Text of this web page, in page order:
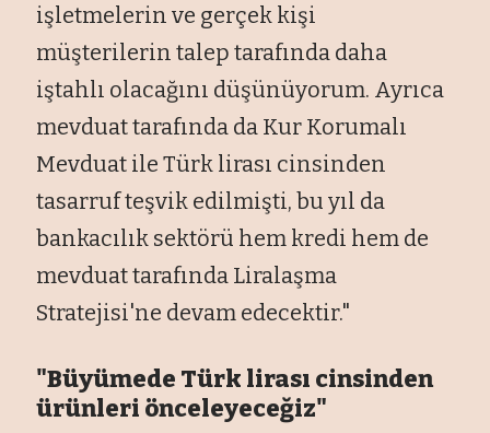
işletmelerin ve gerçek kişi
müşterilerin talep tarafında daha
iştahlı olacağını düşünüyorum. Ayrıca
mevduat tarafında da Kur Korumalı
Mevduat ile Türk lirası cinsinden
tasarruf teşvik edilmişti, bu yıl da
bankacılık sektörü hem kredi hem de
mevduat tarafında Liralaşma
Stratejisi'ne devam edecektir."
"Büyümede Türk lirası cinsinden
ürünleri önceleyeceğiz"